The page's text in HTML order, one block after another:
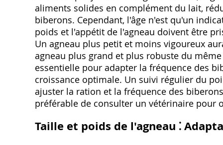
aliments solides en complément du lait,
biberons. Cependant, l'âge n'est qu'un
poids et l'appétit de l'agneau doivent être
Un agneau plus petit et moins vigoureux
agneau plus grand et plus robuste du
essentielle pour adapter la fréquence des
croissance optimale. Un suivi régulier du
ajuster la ration et la fréquence des
préférable de consulter un vétérinaire pour
Taille et poids de l'agneau ⁚